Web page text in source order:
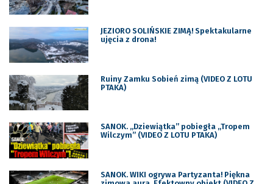
JEZIORO SOLIŃSKIE ZIMĄ! Spektakularne
ujęcia z drona!
Ruiny Zamku Sobień zimą (VIDEO Z LOTU
PTAKA)
SANOK. „Dziewiątka” pobiegła „Tropem
Wilczym” (VIDEO Z LOTU PTAKA)
SANOK. WIKI ogrywa Partyzanta! Piękna